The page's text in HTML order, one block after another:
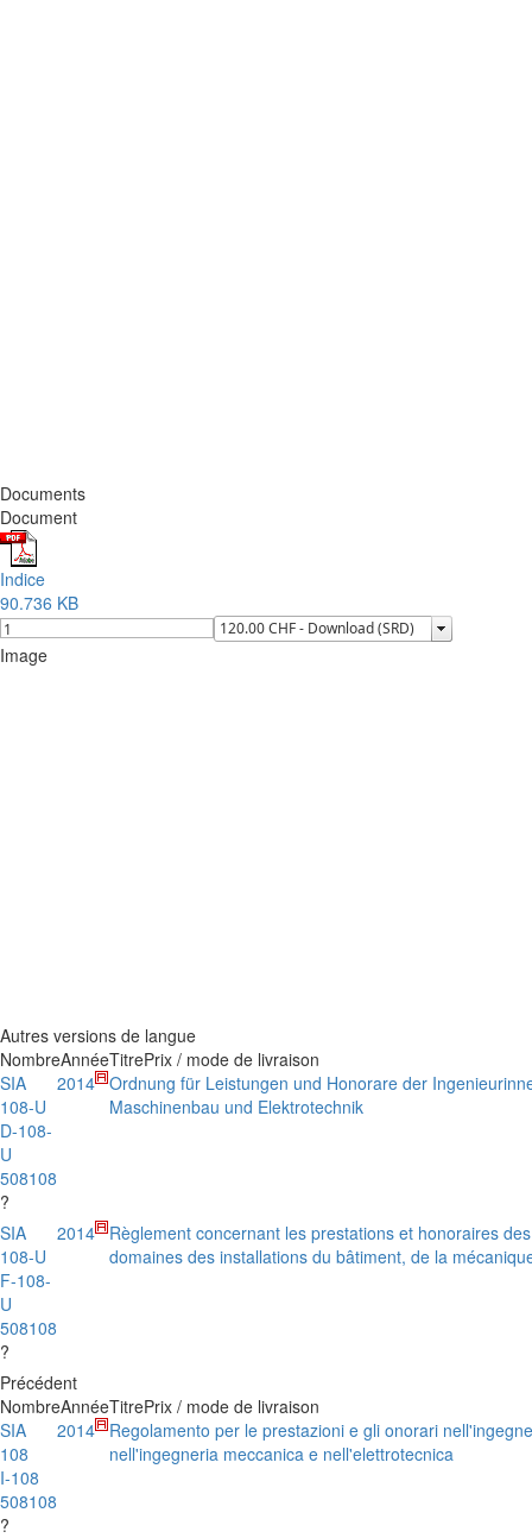
Documents
Document
Indice
90.736 KB
Image
Autres versions de langue
NombreAnnéeTitrePrix / mode de livraison
SIA
108-U
D-108-
U
508108
?
2014 Ordnung für Leistungen und Honorare der
Maschinenbau und Elektrotechnik
SIA
108-U
F-108-
U
508108
?
2014
Règlement concernant les prestations et honoraires
domaines des installations du bâtiment, de la
Précédent
NombreAnnéeTitrePrix / mode de livraison
SIA
108
I-108
508108
?
2014
Regolamento per le prestazioni e gli onorari
nell'ingegneria meccanica e nell'elettrotecnica